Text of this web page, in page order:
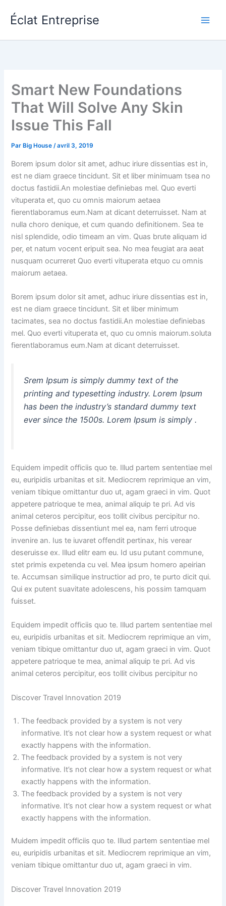
Éclat Entreprise
Smart New Foundations
That Will Solve Any Skin
Issue This Fall
Par Big House/avril 3, 2019
Borem ipsum dolor sit amet, adhuc iriure dissentias est in,
est ne diam graece tincidunt. Sit et liber minimuam tsea no
doctus fastidii.An molestiae definiebas mel. Quo everti
vituperata et, quo cu omnis maiorum aetaea
fierentlaboramus eum.Nam at dicant deterruisset. Nam at
nulla choro denique, et cum quando definitionem. Sea te
nisl splendide, odio timeam an vim. Quas brute aliquam id
per, et natum vocent eripuit sea. No mea feugiat ara aeat
nusquam ocurreret Quo everti vituperata etquo cu omnis
maiorum aetaea.
Borem ipsum dolor sit amet, adhuc iriure dissentias est in,
est ne diam graece tincidunt. Sit et liber minimum
tacimates, sea no doctus fastidii.An molestiae definiebas
mel. Quo everti vituperata et, quo cu omnis maiorum.soluta
fierentlaboramus eum.Nam at dicant deterruisset.
Srem Ipsum is simply dummy text of the
printing and typesetting industry. Lorem Ipsum
has been the industry’s standard dummy text
ever since the 1500s. Lorem Ipsum is simply .
Equidem impedit officiis quo te. Illud partem sententiae mel
eu, euripidis urbanitas et sit. Mediocrem reprimique an vim,
veniam tibique omittantur duo ut, agam graeci in vim. Quot
appetere patrioque te mea, animal aliquip te pri. Ad vis
animal ceteros percipitur, eos tollit civibus percipitur no.
Posse definiebas dissentiunt mel ea, nam ferri utroque
invenire an. Ius te iuvaret offendit pertinax, his verear
deseruisse ex. Illud elitr eam eu. Id usu putant commune,
stet primis expetenda cu vel. Mea ipsum homero apeirian
te. Accumsan similique instructior ad pro, te purto dicit qui.
Qui ex putent suavitate adolescens, his possim tamquam
fuisset.
Equidem impedit officiis quo te. Illud partem sententiae mel
eu, euripidis urbanitas et sit. Mediocrem reprimique an vim,
veniam tibique omittantur duo ut, agam graeci in vim. Quot
appetere patrioque te mea, animal aliquip te pri. Ad vis
animal ceteros percipitur, eos tollit civibus percipitur no
Discover Travel Innovation 2019
The feedback provided by a system is not very
informative. It’s not clear how a system request or what
exactly happens with the information.
The feedback provided by a system is not very
informative. It’s not clear how a system request or what
exactly happens with the information.
The feedback provided by a system is not very
informative. It’s not clear how a system request or what
exactly happens with the information.
Muidem impedit officiis quo te. Illud partem sententiae mel
eu, euripidis urbanitas et sit. Mediocrem reprimique an vim,
veniam tibique omittantur duo ut, agam graeci in vim.
Discover Travel Innovation 2019